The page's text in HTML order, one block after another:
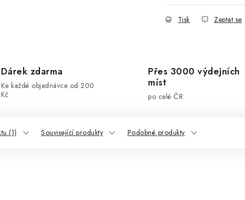
Tisk Zeptat se
Dárek zdarma
Ke každé objednávce od 200
Kč
Přes 3000 výdejních
míst
po celé ČR
(1) Související produkty Podobné produkty